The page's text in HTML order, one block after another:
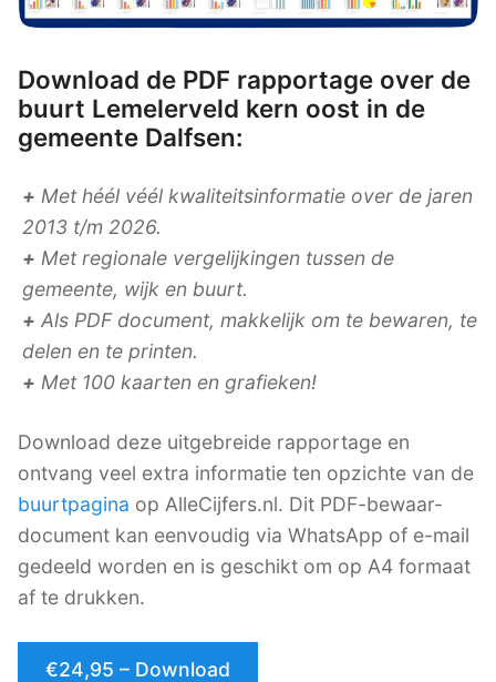
Download de PDF rapportage over de
buurt Lemelerveld kern oost in de
gemeente Dalfsen:
+ Met héél véél kwaliteitsinformatie over de jaren
2013 t/m 2026.
+ Met regionale vergelijkingen tussen de
gemeente, wijk en buurt.
+ Als PDF document, makkelijk om te bewaren, te
delen en te printen.
+ Met 100 kaarten en grafieken!
Download deze uitgebreide rapportage en
ontvang veel extra informatie ten opzichte van de
buurtpagina op AlleCijfers.nl. Dit PDF-bewaar-
document kan eenvoudig via WhatsApp of e-mail
gedeeld worden en is geschikt om op A4 formaat
af te drukken.
€24,95 – Download